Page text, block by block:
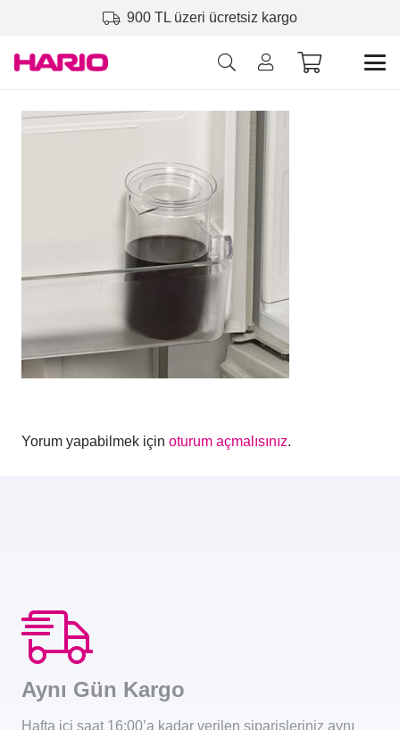
900 TL üzeri ücretsiz kargo
Yorum yapabilmek için oturum açmalısınız.
Aynı Gün Kargo
Hafta içi saat 16:00’a kadar verilen siparişleriniz aynı